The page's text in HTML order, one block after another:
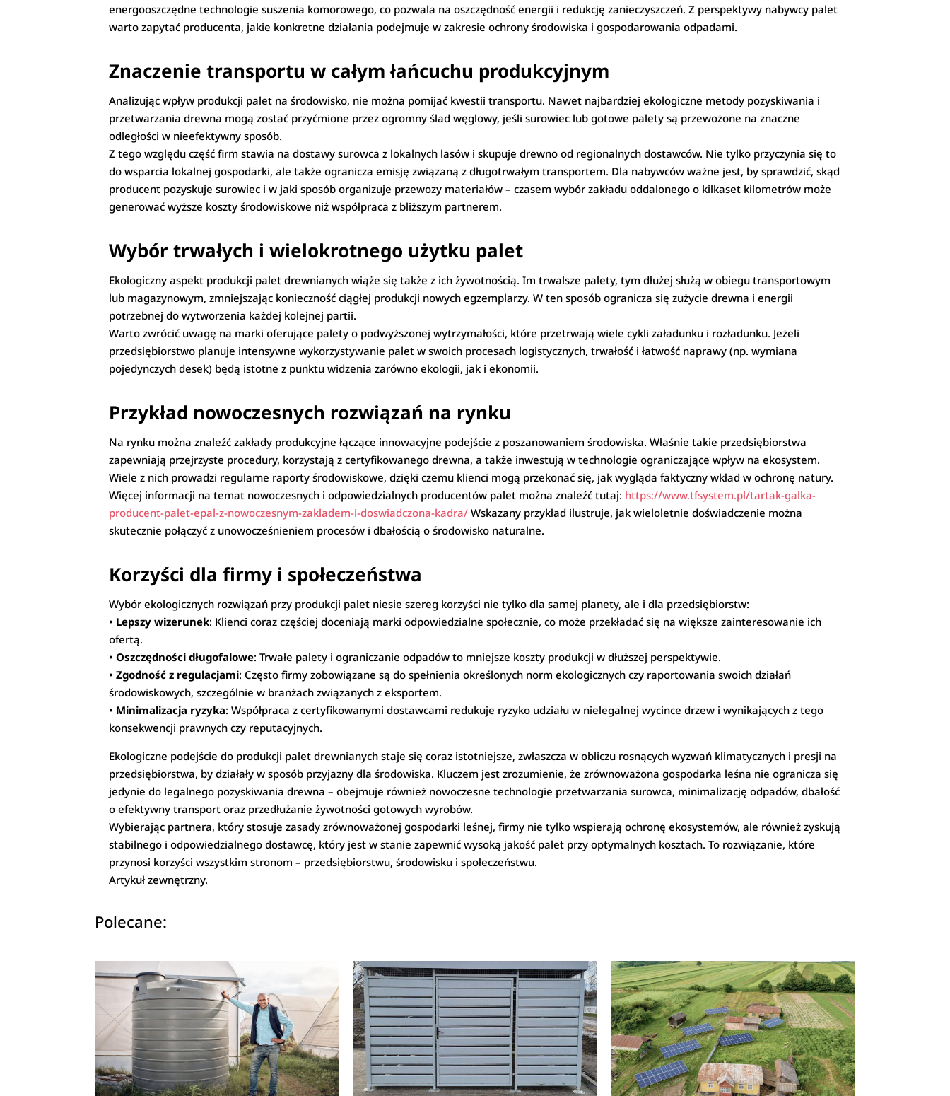
energooszczędne technologie suszenia komorowego, co pozwala na oszczędność energii i redukcję zanieczyszczeń. Z perspektywy nabywcy palet
warto zapytać producenta, jakie konkretne działania podejmuje w zakresie ochrony środowiska i gospodarowania odpadami.
Znaczenie transportu w całym łańcuchu produkcyjnym
Analizując wpływ produkcji palet na środowisko, nie można pomijać kwestii transportu. Nawet najbardziej ekologiczne metody pozyskiwania i
przetwarzania drewna mogą zostać przyćmione przez ogromny ślad węglowy, jeśli surowiec lub gotowe palety są przewożone na znaczne
odległości w nieefektywny sposób.
Z tego względu część firm stawia na dostawy surowca z lokalnych lasów i skupuje drewno od regionalnych dostawców. Nie tylko przyczynia się to
do wsparcia lokalnej gospodarki, ale także ogranicza emisję związaną z długotrwałym transportem. Dla nabywców ważne jest, by sprawdzić, skąd
producent pozyskuje surowiec i w jaki sposób organizuje przewozy materiałów – czasem wybór zakładu oddalonego o kilkaset kilometrów może
generować wyższe koszty środowiskowe niż współpraca z bliższym partnerem.
Wybór trwałych i wielokrotnego użytku palet
Ekologiczny aspekt produkcji palet drewnianych wiąże się także z ich żywotnością. Im trwalsze palety, tym dłużej służą w obiegu transportowym
lub magazynowym, zmniejszając konieczność ciągłej produkcji nowych egzemplarzy. W ten sposób ogranicza się zużycie drewna i energii
potrzebnej do wytworzenia każdej kolejnej partii.
Warto zwrócić uwagę na marki oferujące palety o podwyższonej wytrzymałości, które przetrwają wiele cykli załadunku i rozładunku. Jeżeli
przedsiębiorstwo planuje intensywne wykorzystywanie palet w swoich procesach logistycznych, trwałość i łatwość naprawy (np. wymiana
pojedynczych desek) będą istotne z punktu widzenia zarówno ekologii, jak i ekonomii.
Przykład nowoczesnych rozwiązań na rynku
Na rynku można znaleźć zakłady produkcyjne łączące innowacyjne podejście z poszanowaniem środowiska. Właśnie takie przedsiębiorstwa
zapewniają przejrzyste procedury, korzystają z certyfikowanego drewna, a także inwestują w technologie ograniczające wpływ na ekosystem.
Wiele z nich prowadzi regularne raporty środowiskowe, dzięki czemu klienci mogą przekonać się, jak wygląda faktyczny wkład w ochronę natury.
Więcej informacji na temat nowoczesnych i odpowiedzialnych producentów palet można znaleźć tutaj: https://www.tfsystem.pl/tartak-galka-
producent-palet-epal-z-nowoczesnym-zakladem-i-doswiadczona-kadra/ Wskazany przykład ilustruje, jak wieloletnie doświadczenie można
skutecznie połączyć z unowocześnieniem procesów i dbałością o środowisko naturalne.
Korzyści dla firmy i społeczeństwa
Wybór ekologicznych rozwiązań przy produkcji palet niesie szereg korzyści nie tylko dla samej planety, ale i dla przedsiębiorstw:
• Lepszy wizerunek: Klienci coraz częściej doceniają marki odpowiedzialne społecznie, co może przekładać się na większe zainteresowanie ich
ofertą.
•Oszczędności długofalowe: Trwałe palety i ograniczanie odpadów to mniejsze koszty produkcji w dłuższej perspektywie.
•Zgodność z regulacjami: Często firmy zobowiązane są do spełnienia określonych norm ekologicznych czy raportowania swoich działań
środowiskowych, szczególnie w branżach związanych z eksportem.
• Minimalizacja ryzyka: Współpraca z certyfikowanymi dostawcami redukuje ryzyko udziału w nielegalnej wycince drzew i wynikających z tego
konsekwencji prawnych czy reputacyjnych.
Ekologiczne podejście do produkcji palet drewnianych staje się coraz istotniejsze, zwłaszcza w obliczu rosnących wyzwań klimatycznych i presji na
przedsiębiorstwa, by działały w sposób przyjazny dla środowiska. Kluczem jest zrozumienie, że zrównoważona gospodarka leśna nie ogranicza się
jedynie do legalnego pozyskiwania drewna – obejmuje również nowoczesne technologie przetwarzania surowca, minimalizację odpadów, dbałość
o efektywny transport oraz przedłużanie żywotności gotowych wyrobów.
Wybierając partnera, który stosuje zasady zrównoważonej gospodarki leśnej, firmy nie tylko wspierają ochronę ekosystemów, ale również zyskują
stabilnego i odpowiedzialnego dostawcę, który jest w stanie zapewnić wysoką jakość palet przy optymalnych kosztach. To rozwiązanie, które
przynosi korzyści wszystkim stronom – przedsiębiorstwu, środowisku i społeczeństwu.
Artykuł zewnętrzny.
Polecane: